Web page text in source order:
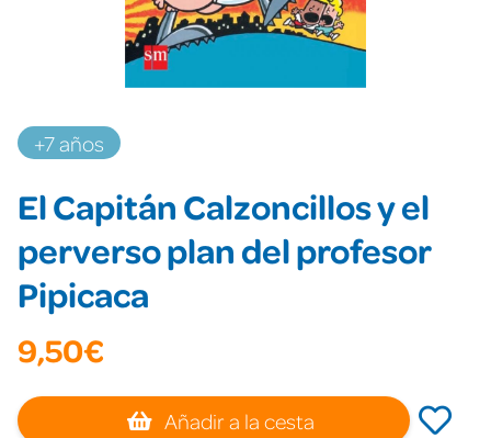
+7 años
El Capitán Calzoncillos y el
perverso plan del profesor
Pipicaca
9,50€
Añadir a la cesta